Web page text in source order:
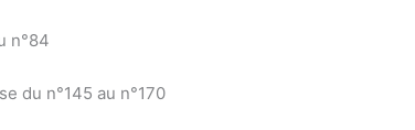
n°84
du n°145 au n°170